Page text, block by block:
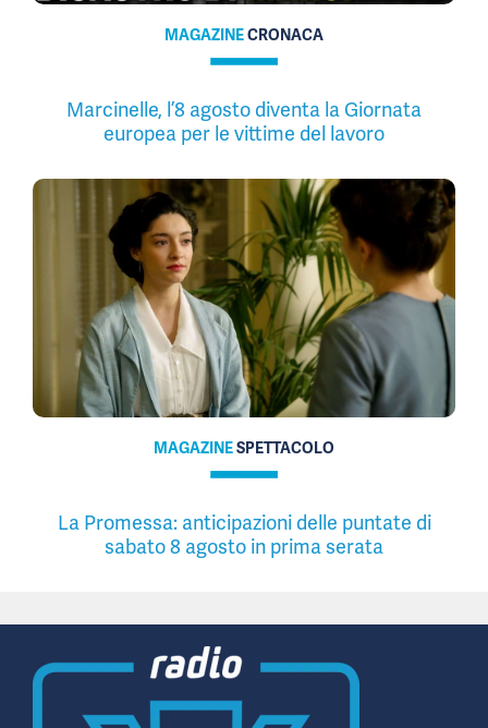
MAGAZINECRONACA
Marcinelle, l’8 agosto diventa la Giornata
europea per le vittime del lavoro
MAGAZINESPETTACOLO
La Promessa: anticipazioni delle puntate di
sabato 8 agosto in prima serata